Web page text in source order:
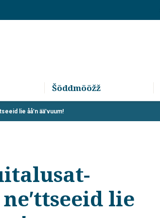
Šõddmõõžž
lie ååʹn ääʹvuum!
lie